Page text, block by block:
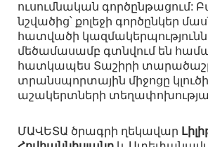
ուսումնական գործընթացում:
նշվածից՝ քոլեջի գործընկեր
հատվածի
մեծամասամբ գտնվում են
հատկապես Տաշիրի
տրանսպորտային միջոցը կլուծի
աշակերտների
ՄԱՎԵՏԱ ծրագրի ղեկավար